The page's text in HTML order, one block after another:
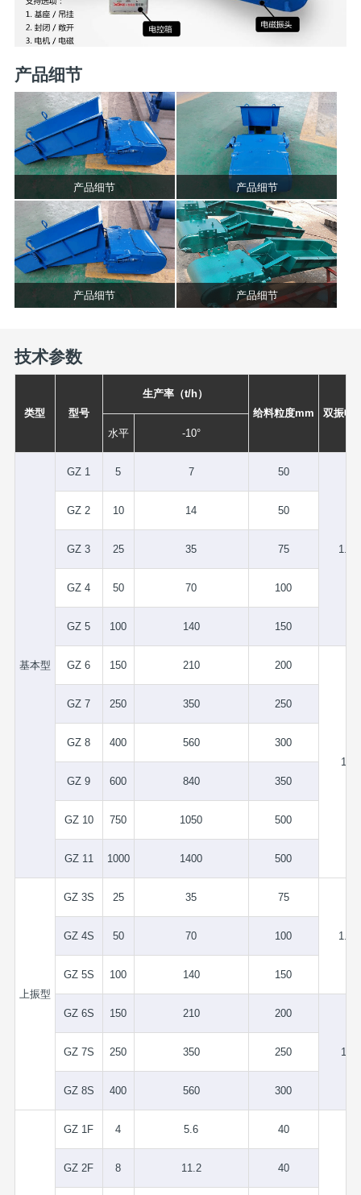
产品细节
产品细节 产品细节
产品细节 产品细节
技术参数
类型 型号
生产率（t/h）
给料粒度mm
双振幅
水平
-10°
基本型
GZ 1 5 7 50
1.75
GZ 2 10 14 50
GZ 3 25 35 75
GZ 4 50 70 100
GZ 5 100 140 150
GZ 6 150 210 200
1.5
GZ 7 250 350 250
GZ 8 400 560 300
GZ 9 600 840 350
GZ 10 750 1050 500
GZ 11 1000 1400 500
上振型
GZ 3S 25 35 75
1.75
GZ 4S 50 70 100
GZ 5S 100 140 150
GZ 6S 150 210 200
1.5
GZ 7S 250 350 250
GZ 8S 400 560 300
GZ 1F 4 5.6 40
GZ 2F 8 11.2 40